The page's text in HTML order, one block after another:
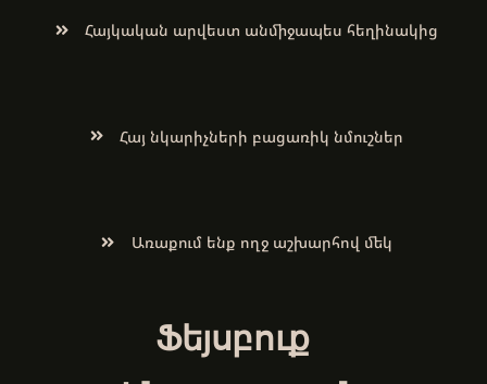
Հայկական արվեստ անմիջապես հեղինակից
Հայ նկարիչների բացառիկ նմուշներ
Առաքում ենք ողջ աշխարհով մեկ
Ֆեյսբուք